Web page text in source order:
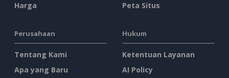
Harga
Peta Situs
Perusahaan
Tentang Kami
Apa yang Baru
Hukum
Ketentuan Layanan
AI Policy